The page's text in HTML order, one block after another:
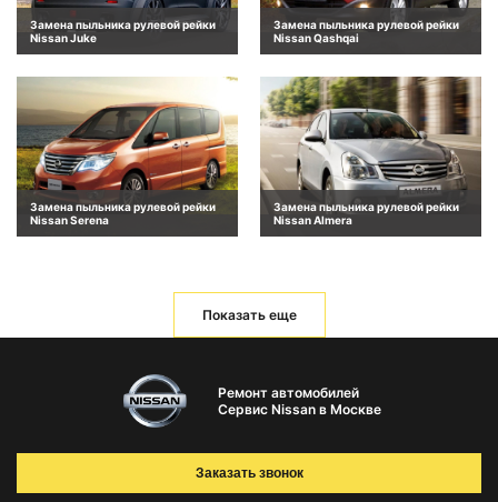
Замена пыльника рулевой рейки
Nissan Juke
Замена пыльника рулевой рейки
Nissan Qashqai
Замена пыльника рулевой рейки
Nissan Serena
Замена пыльника рулевой рейки
Nissan Almera
Показать еще
Ремонт автомобилей
Сервис Nissan в Москве
Заказать звонок